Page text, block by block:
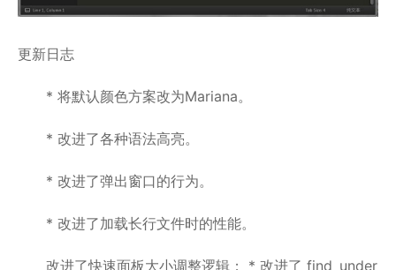
更新日志
* 将默认颜色方案改为Mariana。
* 改进了各种语法高亮。
* 改进了弹出窗口的行为。
* 改进了加载长行文件时的性能。
改进了快速面板大小调整逻辑； * 改进了 find_under